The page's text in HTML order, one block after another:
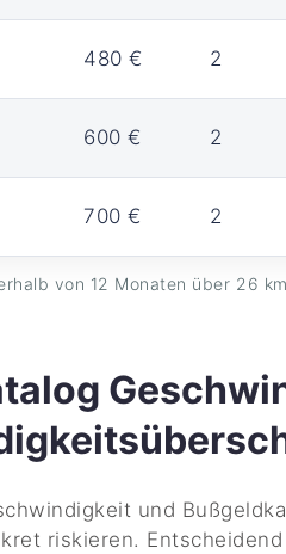
480 € 2
600 € 2
700 € 2
von 12 Monaten über 26
und
riskieren.